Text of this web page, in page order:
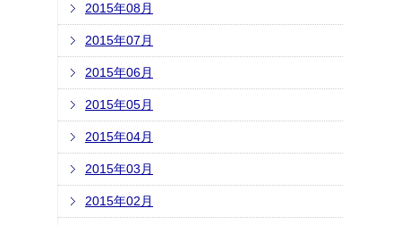
2015年08月
2015年07月
2015年06月
2015年05月
2015年04月
2015年03月
2015年02月